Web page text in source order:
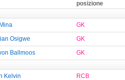
posizione
GK
Osigwe
GK
Ballmoos GK
Kelvin RCB